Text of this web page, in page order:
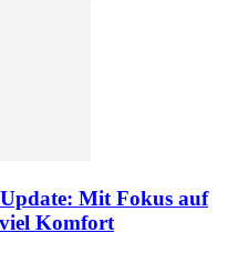
Mit Fokus auf
Komfort